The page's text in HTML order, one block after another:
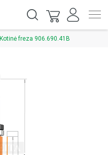
Kotinė freza 906.690.41B